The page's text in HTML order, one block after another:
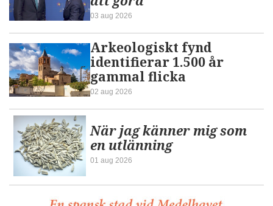
03 aug 2026
Arkeologiskt fynd
identifierar 1.500 år
gammal flicka
02 aug 2026
När jag känner mig som
en utlänning
01 aug 2026